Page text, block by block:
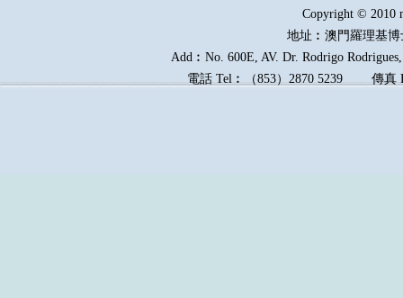
Copyright © 2010
地址︰澳門羅理基
Add︰No. 600E, AV. Dr. Rodrigo
電話 Tel︰（853）2870 5239傳真